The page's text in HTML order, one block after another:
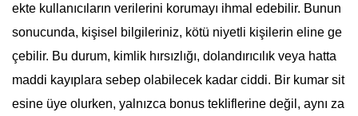
ekte kullanıcıların verilerini korumayı ihmal edebilir. Bunun
sonucunda, kişisel bilgileriniz, kötü niyetli kişilerin eline ge
çebilir. Bu durum, kimlik hırsızlığı, dolandırıcılık veya hatta
maddi kayıplara sebep olabilecek kadar ciddi. Bir kumar sit
esine üye olurken, yalnızca bonus tekliflerine değil, aynı za